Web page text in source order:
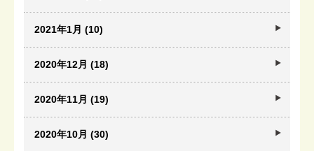
2021年1月 (10)
2020年12月 (18)
2020年11月 (19)
2020年10月 (30)